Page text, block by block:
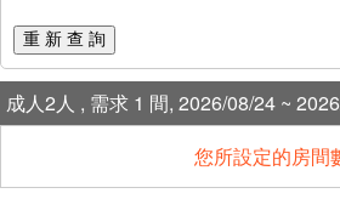
重 新 查 詢
成人2人 , 需求 1 間, 2026/08/24 ~
您所設定的房間